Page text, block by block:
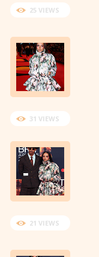
25 VIEWS
31 VIEWS
21 VIEWS